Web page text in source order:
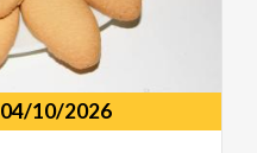
04/10/2026